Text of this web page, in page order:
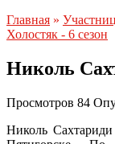
Главная »
Холостяк - 6 сезон
Николь
Просмотров 84
Николь Сахтариди